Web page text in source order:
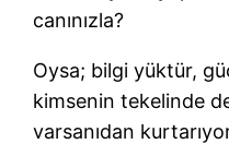
canınızla?
Oysa; bilgi yüktür,
kimsenin tekelinde
varsanıdan